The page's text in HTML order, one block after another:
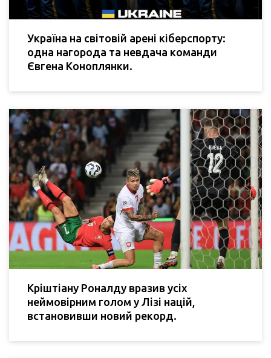
Україна на світовій арені кіберспорту:
одна нагорода та невдача команди
Євгена Коноплянки.
Кріштіану Роналду вразив усіх
неймовірним голом у Лізі націй,
встановивши новий рекорд.